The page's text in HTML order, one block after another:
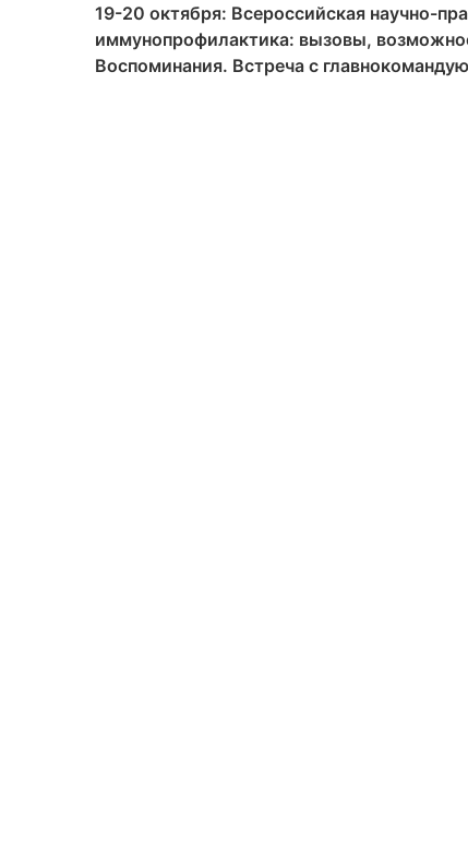
19-20 октября: Всероссийская научно-
иммунопрофилактика: вызовы,
Воспоминания. Встреча с